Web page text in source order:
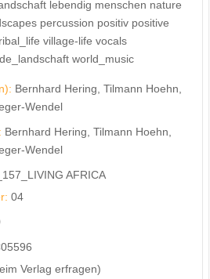
lebendig menschen nature
percussion positiv positive
village-life vocals
world_music
Bernhard Hering, Tilmann Hoehn,
Wendel
Bernhard Hering, Tilmann Hoehn,
Wendel
AFRICA
04
Verlag erfragen)